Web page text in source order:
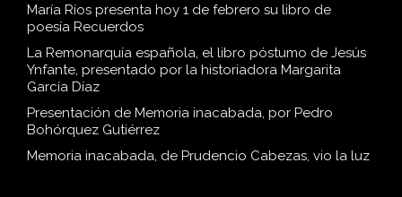
María Ríos presenta hoy 1 de febrero su libro de
poesía Recuerdos
La Remonarquía española, el libro póstumo de Jesús
Ynfante, presentado por la historiadora Margarita
García Díaz
Presentación de Memoria inacabada, por Pedro
Bohórquez Gutiérrez
Memoria inacabada, de Prudencio Cabezas, vio la luz